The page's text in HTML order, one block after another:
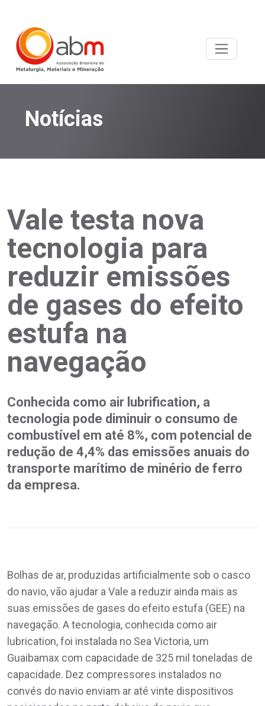
Notícias
Vale testa nova
tecnologia para
reduzir emissões
de gases do efeito
estufa na
navegação
Conhecida como air lubrification, a
tecnologia pode diminuir o consumo de
combustível em até 8%, com potencial de
redução de 4,4% das emissões anuais do
transporte marítimo de minério de ferro
da empresa.
Bolhas de ar, produzidas artificialmente sob o casco
do navio, vão ajudar a Vale a reduzir ainda mais as
suas emissões de gases do efeito estufa (GEE) na
navegação. A tecnologia, conhecida como air
lubrication, foi instalada no Sea Victoria, um
Guaibamax com capacidade de 325 mil toneladas de
capacidade. Dez compressores instalados no
convés do navio enviam ar até vinte dispositivos